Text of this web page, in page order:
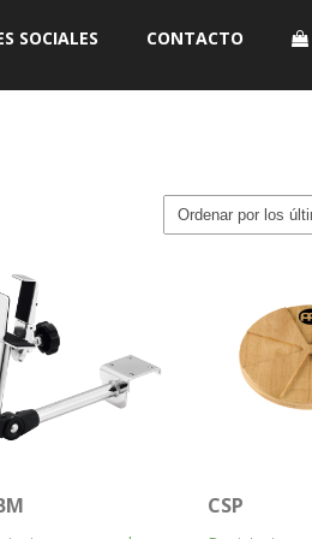
SOCIALES CONTACTO
CSP